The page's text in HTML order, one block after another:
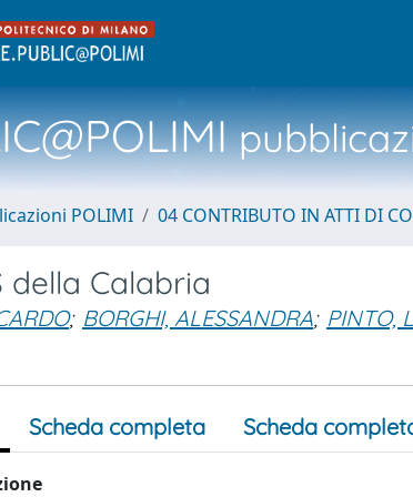
POLIMI 04 CONTRIBUTO IN ATTI DI
della Calabria
; BORGHI, ALESSANDRA; PINTO,
Scheda completa Scheda